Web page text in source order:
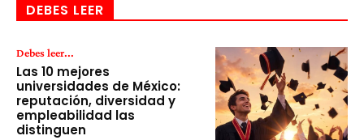
DEBES LEER
Debes leer...
Las 10 mejores
universidades de México:
reputación, diversidad y
empleabilidad las
distinguen